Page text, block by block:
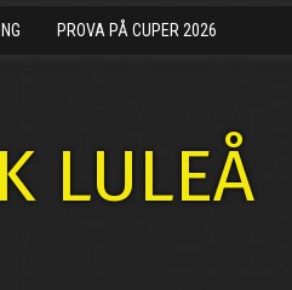
PROVA PÅ CUPER 2026
LULEÅ